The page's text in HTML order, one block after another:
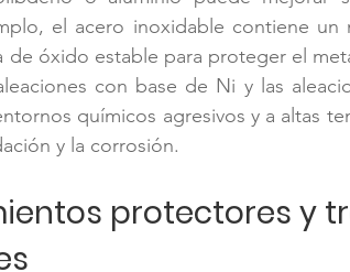
el acero inoxidable contiene
de óxido estable para proteger el
con base de Ni y las
químicos agresivos y a altas
y la corrosión.
protectores y